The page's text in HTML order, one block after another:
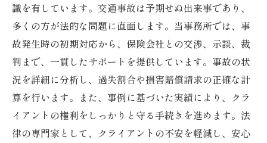
識を有しています。交通事故は予期せぬ出来事であり、
多くの方が法的な問題に直面します。当事務所では、事
故発生時の初期対応から、保険会社との交渉、示談、裁
判まで、一貫したサポートを提供しています。事故の状
況を詳細に分析し、過失割合や損害賠償請求の正確な計
算を行います。また、事例に基づいた実績により、クラ
イアントの権利をしっかりと守る手続きを進めます。法
律の専門家として、クライアントの不安を軽減し、安心